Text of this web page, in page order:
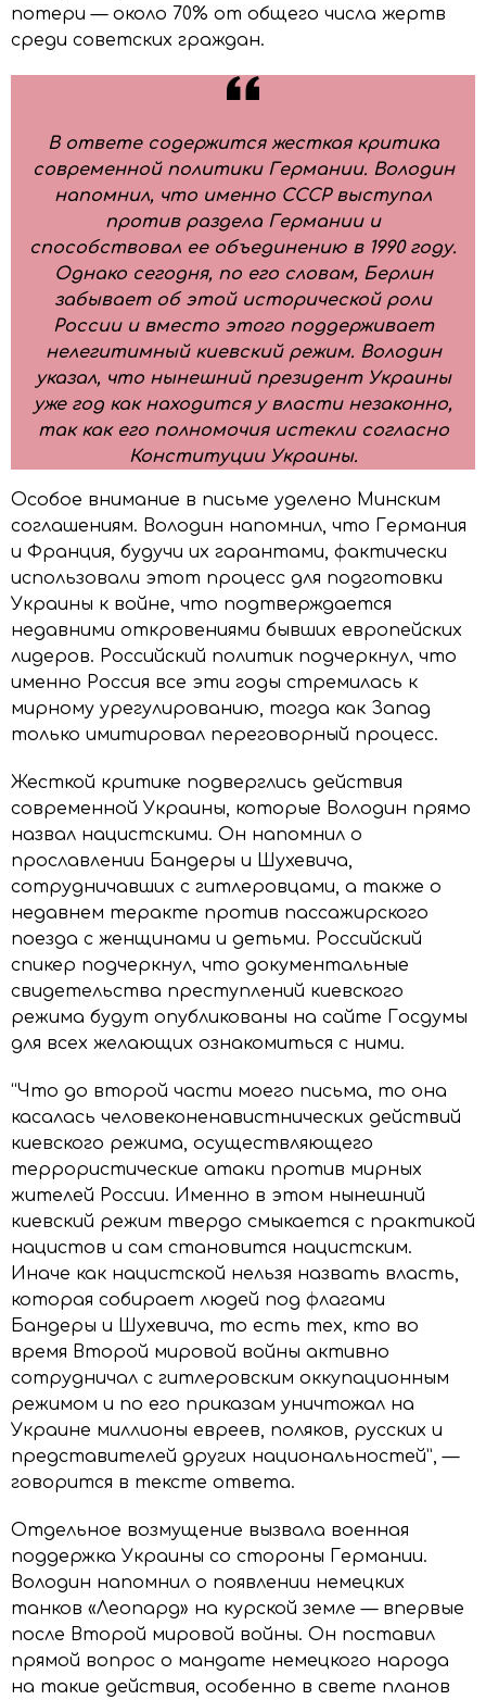
потери — около 70% от общего числа жертв
среди советских граждан.
В ответе содержится жесткая критика
современной политики Германии. Володин
напомнил, что именно СССР выступал
против раздела Германии и
способствовал ее объединению в 1990 году.
Однако сегодня, по его словам, Берлин
забывает об этой исторической роли
России и вместо этого поддерживает
нелегитимный киевский режим. Володин
указал, что нынешний президент Украины
уже год как находится у власти незаконно,
так как его полномочия истекли согласно
Конституции Украины.
Особое внимание в письме уделено Минским
соглашениям. Володин напомнил, что Германия
и Франция, будучи их гарантами, фактически
использовали этот процесс для подготовки
Украины к войне, что подтверждается
недавними откровениями бывших европейских
лидеров. Российский политик подчеркнул, что
именно Россия все эти годы стремилась к
мирному урегулированию, тогда как Запад
только имитировал переговорный процесс.
Жесткой критике подверглись действия
современной Украины, которые Володин прямо
назвал нацистскими. Он напомнил о
прославлении Бандеры и Шухевича,
сотрудничавших с гитлеровцами, а также о
недавнем теракте против пассажирского
поезда с женщинами и детьми. Российский
спикер подчеркнул, что документальные
свидетельства преступлений киевского
режима будут опубликованы на сайте Госдумы
для всех желающих ознакомиться с ними.
“Что до второй части моего письма, то она
касалась человеконенавистнических действий
киевского режима, осуществляющего
террористические атаки против мирных
жителей России. Именно в этом нынешний
киевский режим твердо смыкается с практикой
нацистов и сам становится нацистским.
Иначе как нацистской нельзя назвать власть,
которая собирает людей под флагами
Бандеры и Шухевича, то есть тех, кто во
время Второй мировой войны активно
сотрудничал с гитлеровским оккупационным
режимом и по его приказам уничтожал на
Украине миллионы евреев, поляков, русских и
представителей других национальностей”, —
говорится в тексте ответа.
Отдельное возмущение вызвала военная
поддержка Украины со стороны Германии.
Володин напомнил о появлении немецких
танков «Леопард» на курской земле — впервые
после Второй мировой войны. Он поставил
прямой вопрос о мандате немецкого народа
на такие действия, особенно в свете планов